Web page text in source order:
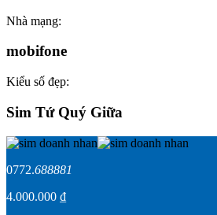
Nhà mạng:
mobifone
Kiểu số đẹp:
Sim Tứ Quý Giữa
0772.688881
4.000.000 ₫